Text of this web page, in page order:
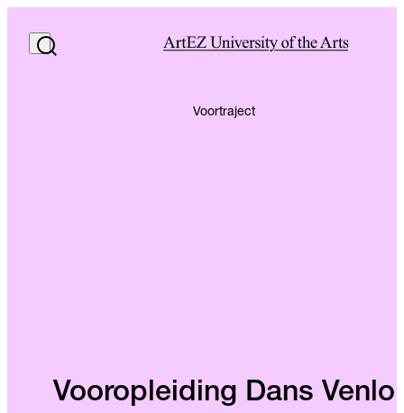
Voortraject
Vooropleiding Dans Venlo